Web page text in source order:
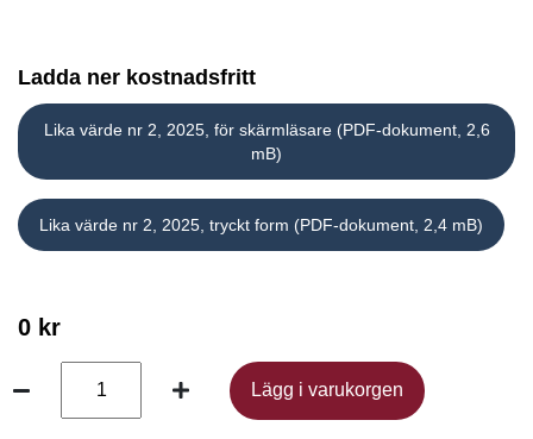
Ladda ner kostnadsfritt
Lika värde nr 2, 2025, för skärmläsare (PDF-dokument, 2,6
mB)
Lika värde nr 2, 2025, tryckt form (PDF-dokument, 2,4 mB)
0 kr
Lägg i varukorgen
Lägg i varukorgen